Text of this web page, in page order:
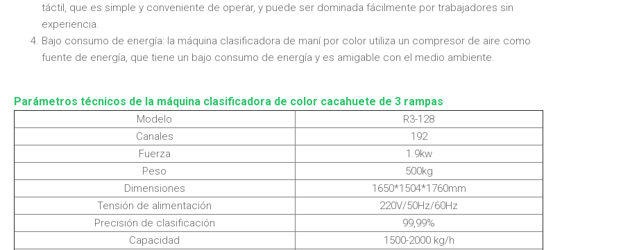
táctil, que es simple y conveniente de operar, y puede ser dominada fácilmente por trabajadores sin
experiencia.
Bajo consumo de energía: la máquina clasificadora de maní por color utiliza un compresor de aire como
fuente de energía, que tiene un bajo consumo de energía y es amigable con el medio ambiente.
Parámetros técnicos de la máquina clasificadora de color cacahuete de 3 rampas
Modelo
R3-128
Canales
192
Fuerza
1.9kw
Peso
500kg
Dimensiones
1650*1504*1760mm
Tensión de alimentación
220V/50Hz/60Hz
Precisión de clasificación
99,99%
Capacidad
1500-2000 kg/h